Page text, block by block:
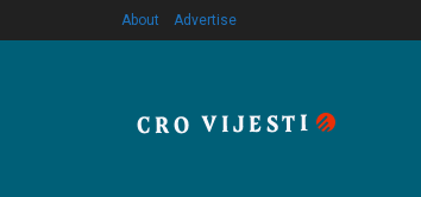
About Advertise